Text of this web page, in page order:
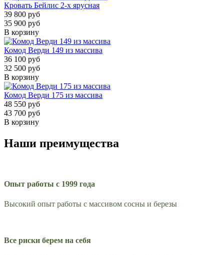
Кровать Бейлис 2-х ярусная
39 800 руб
35 900 руб
В корзину
Комод Верди 149 из массива
36 100 руб
32 500 руб
В корзину
Комод Верди 175 из массива
48 550 руб
43 700 руб
В корзину
Наши преимущества
Опыт работы с 1999 года
Высокий опыт работы с массивом сосны и березы
Все риски берем на себя